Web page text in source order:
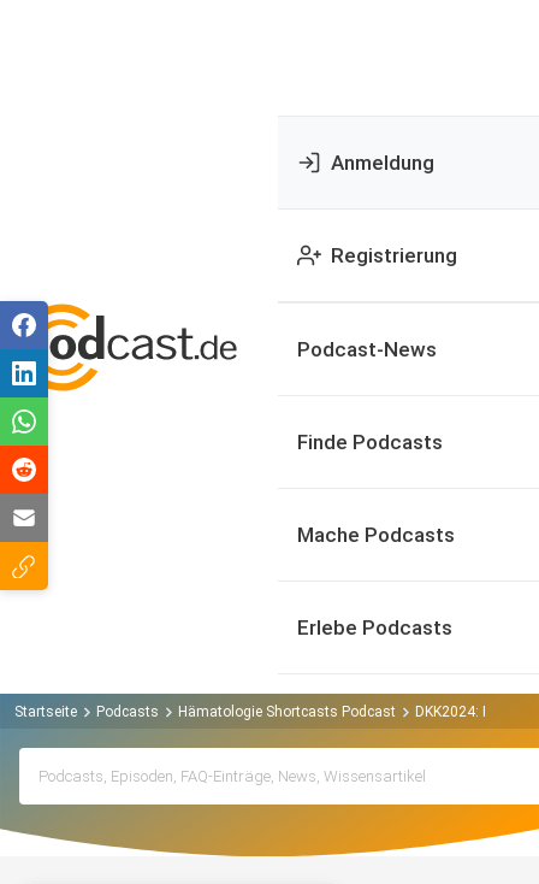
Anmeldung
Registrierung
Podcast-News
Finde Podcasts
Mache Podcasts
Erlebe Podcasts
Startseite Podcasts Hämatologie Shortcasts Podcast DKK2024: Prof.